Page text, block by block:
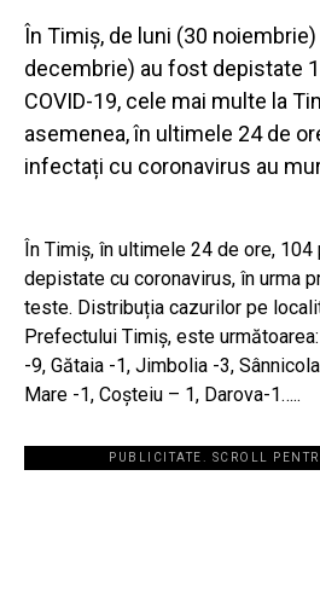
În Timiș, de luni (30
decembrie) au fost depistate
COVID-19, cele mai multe la
asemenea, în ultimele 24 de
infectați cu coronavirus au
În Timiș, în ultimele 24 de ore,
depistate cu coronavirus, în urma
teste. Distribuția cazurilor pe
Prefectului Timiș, este
-9, Gătaia -1, Jimbolia -3,
Mare -1, Coșteiu – 1, Darova-1…..
PUBLICITATE. SCROLL